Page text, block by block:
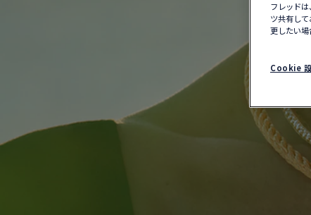
フレッド
ツ共有し
更したい場
Cookie